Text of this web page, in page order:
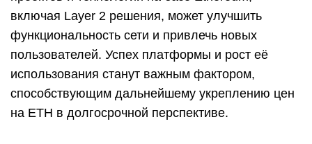
включая Layer 2 решения, может улучшить
функциональность сети и привлечь новых
пользователей. Успех платформы и рост её
использования станут важным фактором,
способствующим дальнейшему укреплению цен
на ETH в долгосрочной перспективе.